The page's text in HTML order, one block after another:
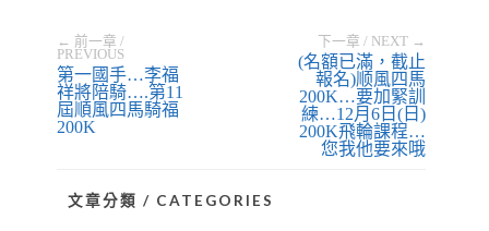
← 前一章 /
PREVIOUS
第一國手…李福
祥將陪騎….第11
屆順風四馬騎福
200K
下一章 / NEXT →
(名額已滿，截止
報名)顺風四馬
200K…要加緊訓
練…12月6日(日)
200K飛輪課程…
您我他要來哦
文章分類 / CATEGORIES